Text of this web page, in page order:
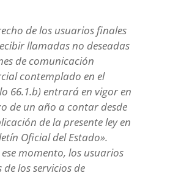
de los usuarios finales
llamadas no deseadas
de comunicación
contemplado en el
66.1.b) entrará en vigor en
de un año a contar desde
de la presente ley en
Oficial del Estado».
momento, los usuarios
de los servicios de